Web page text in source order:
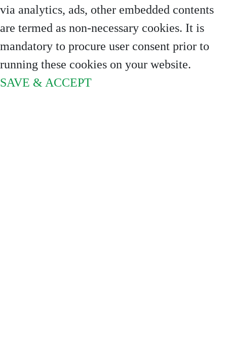
via analytics, ads, other embedded contents
are termed as non-necessary cookies. It is
mandatory to procure user consent prior to
running these cookies on your website.
SAVE & ACCEPT